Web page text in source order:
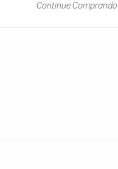
Continue Comprando